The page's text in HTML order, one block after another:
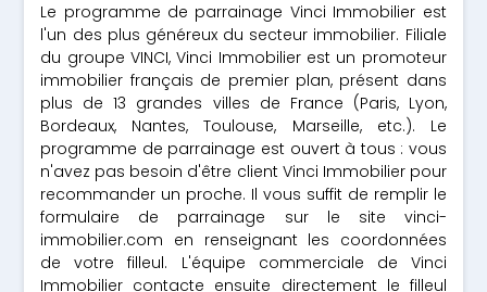
Le programme de parrainage Vinci Immobilier est
l'un des plus généreux du secteur immobilier. Filiale
du groupe VINCI, Vinci Immobilier est un promoteur
immobilier français de premier plan, présent dans
plus de 13 grandes villes de France (Paris, Lyon,
Bordeaux, Nantes, Toulouse, Marseille, etc.). Le
programme de parrainage est ouvert à tous : vous
n'avez pas besoin d'être client Vinci Immobilier pour
recommander un proche. Il vous suffit de remplir le
formulaire de parrainage sur le site vinci-
immobilier.com en renseignant les coordonnées
de votre filleul. L'équipe commerciale de Vinci
Immobilier contacte ensuite directement le filleul